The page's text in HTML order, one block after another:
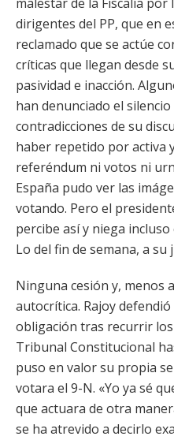
dirigentes del PP, que en
reclamado que se actúe
críticas que llegan desde
pasividad e inacción.
han denunciado el silencio
contradicciones de su
haber repetido por activa
referéndum ni votos ni
España pudo ver las
votando. Pero el
percibe así y niega
Lo del fin de semana, a su
Ninguna cesión y, menos
autocrítica. Rajoy
obligación tras recurrir
Tribunal Constitucional
puso en valor su propia
votara el 9-N. «Yo ya sé
que actuara de otra
se ha atrevido a decirlo